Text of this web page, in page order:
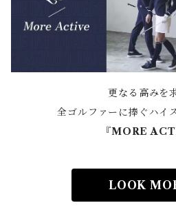
更なる高みを
全ゴルファーに捧ぐハイ
『MORE
LOOK